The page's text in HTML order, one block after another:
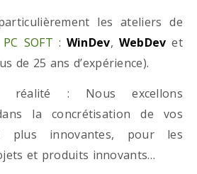
les ateliers de
PC SOFT : WinDev, WebDev et
de 25 ans d’expérience).
: Nous excellons
la concrétisation de vos
plus innovantes, pour les
et produits innovants…